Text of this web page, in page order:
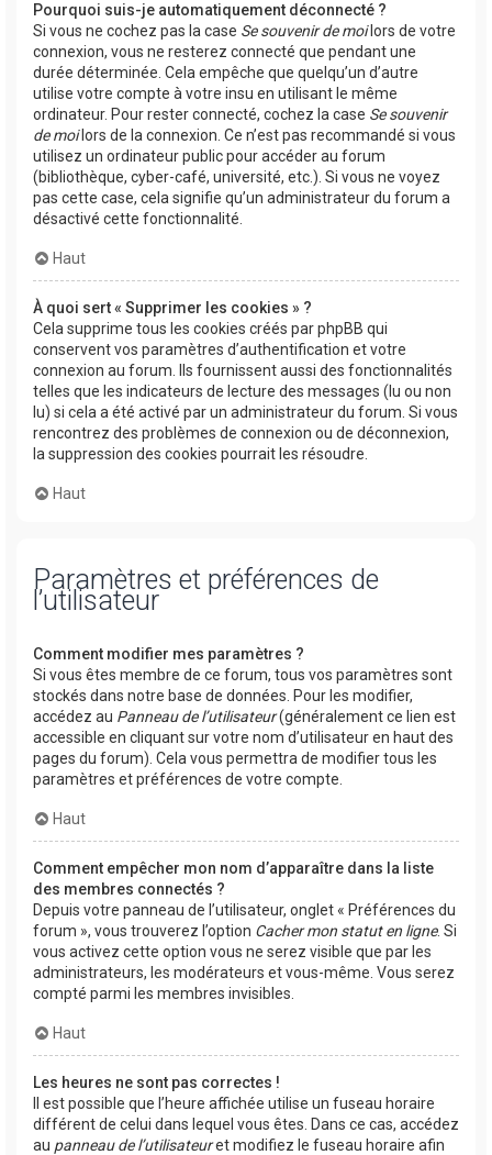
Pourquoi suis-je automatiquement déconnecté ?
Si vous ne cochez pas la case Se souvenir de moilors de votre
connexion, vous ne resterez connecté que pendant une
durée déterminée. Cela empêche que quelqu’un d’autre
utilise votre compte à votre insu en utilisant le même
ordinateur. Pour rester connecté, cochez la case Se souvenir
de moilors de la connexion. Ce n’est pas recommandé si vous
utilisez un ordinateur public pour accéder au forum
(bibliothèque, cyber-café, université, etc.). Si vous ne voyez
pas cette case, cela signifie qu’un administrateur du forum a
désactivé cette fonctionnalité.
Haut
À quoi sert « Supprimer les cookies » ?
Cela supprime tous les cookies créés par phpBB qui
conservent vos paramètres d’authentification et votre
connexion au forum. Ils fournissent aussi des fonctionnalités
telles que les indicateurs de lecture des messages (lu ou non
lu) si cela a été activé par un administrateur du forum. Si vous
rencontrez des problèmes de connexion ou de déconnexion,
la suppression des cookies pourrait les résoudre.
Haut
Paramètres et préférences de
l’utilisateur
Comment modifier mes paramètres ?
Si vous êtes membre de ce forum, tous vos paramètres sont
stockés dans notre base de données. Pour les modifier,
accédez au Panneau de l’utilisateur(généralement ce lien est
accessible en cliquant sur votre nom d’utilisateur en haut des
pages du forum). Cela vous permettra de modifier tous les
paramètres et préférences de votre compte.
Haut
Comment empêcher mon nom d’apparaître dans la liste
des membres connectés ?
Depuis votre panneau de l’utilisateur, onglet « Préférences du
forum », vous trouverez l’option Cacher mon statut en ligne. Si
vous activez cette option vous ne serez visible que par les
administrateurs, les modérateurs et vous-même. Vous serez
compté parmi les membres invisibles.
Haut
Les heures ne sont pas correctes !
Il est possible que l’heure affichée utilise un fuseau horaire
différent de celui dans lequel vous êtes. Dans ce cas, accédez
au panneau de l’utilisateuret modifiez le fuseau horaire afin